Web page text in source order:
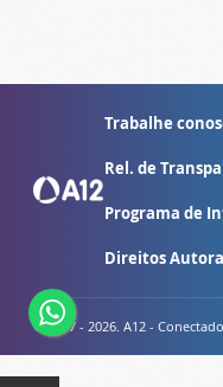
Trabalhe
Rel. de
Programa de
Direitos
© 2007 - 2026. A12 -